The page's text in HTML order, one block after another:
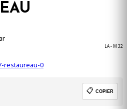
LA - M 32
📋 COPIER